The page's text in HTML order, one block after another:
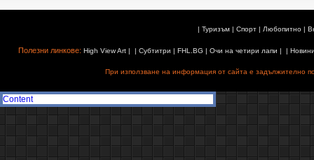
Туризъм| Спорт| Любопитно|
Полезни линкове: High View Art| | Субтитри FHL.BG Очи на четири лапи
При използване на информация от сайта е задължително
Content